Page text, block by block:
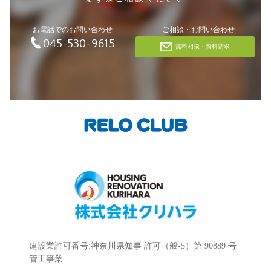
お電話でのお問い合わせ
045-530-9615
ご相談・お問い合わせ
無料相談・資料請求
建設業許可番号:神奈川県知事 許可（般-5）第 90889 号
管工事業